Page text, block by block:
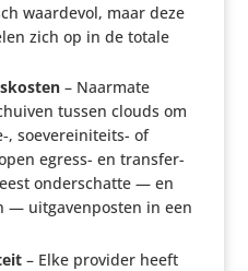
waardevol, maar deze
zich op in de totale
– Naarmate
tussen clouds om
soeve­rei­ni­teits- of
egress- en trans­fer­
onder­schatte — en
— uitga­ven­posten in een
– Elke provider heeft